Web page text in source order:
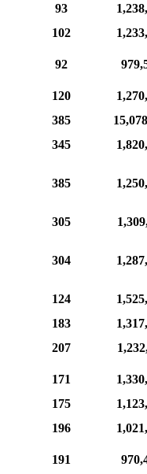
93
102
92
120
385
345
385
305
304
124
183
207
171
175
196
191